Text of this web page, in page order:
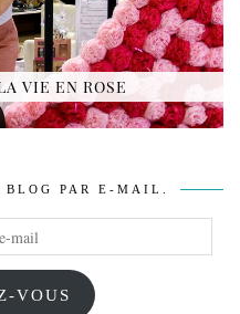
VIE EN ROSE
BLOG PAR E-MAIL.
VOUS